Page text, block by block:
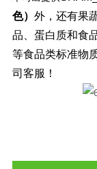
色） 外，还有果
品、蛋白质和食
等食品类标准物
司客服！